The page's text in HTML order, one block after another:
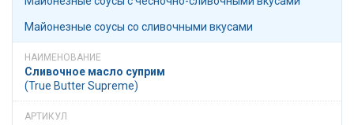
Майонезные соусы со сливочными вкусами
Сливочное масло суприм
(True Butter Supreme)